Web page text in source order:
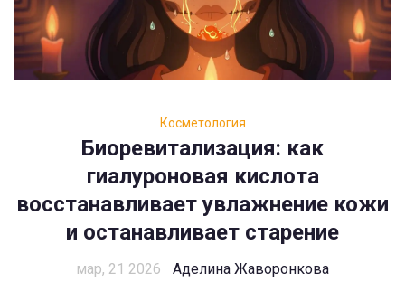
Косметология
Биоревитализация: как
гиалуроновая кислота
восстанавливает увлажнение кожи
и останавливает старение
мар, 21 2026 Аделина Жаворонкова